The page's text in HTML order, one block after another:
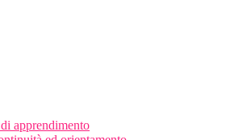
apprendimento